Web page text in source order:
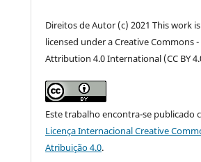
Direitos de Autor (c) 2021 This work is
licensed under a Creative Commons -
Attribution 4.0 International (CC BY
Este trabalho encontra-se publicado
Licença Internacional Creative
Atribuição 4.0.